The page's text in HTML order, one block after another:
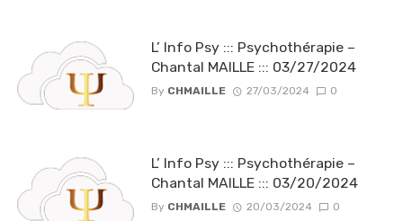
L’ Info Psy ::: Psychothérapie –
Chantal MAILLE ::: 03/27/2024
By CHMAILLE 27/03/2024 0
L’ Info Psy ::: Psychothérapie –
Chantal MAILLE ::: 03/20/2024
By CHMAILLE 20/03/2024 0